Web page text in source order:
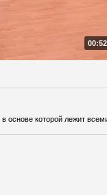
основе которой лежит